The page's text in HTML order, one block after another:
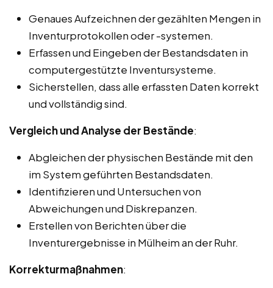
Genaues Aufzeichnen der gezählten Mengen in
Inventurprotokollen oder -systemen.
Erfassen und Eingeben der Bestandsdaten in
computergestützte Inventursysteme.
Sicherstellen, dass alle erfassten Daten korrekt
und vollständig sind.
Vergleich und Analyse der Bestände:
Abgleichen der physischen Bestände mit den
im System geführten Bestandsdaten.
Identifizieren und Untersuchen von
Abweichungen und Diskrepanzen.
Erstellen von Berichten über die
Inventurergebnisse in Mülheim an der Ruhr.
Korrekturmaßnahmen: